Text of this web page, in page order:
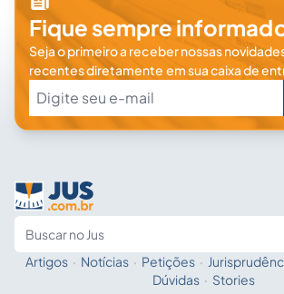
Fique sempre
Seja o primeiro a receber nossas
recentes diretamente em sua caixa de
Fale com a IA
Artigos · Notícias · Petições ·
Dúvidas · Stories